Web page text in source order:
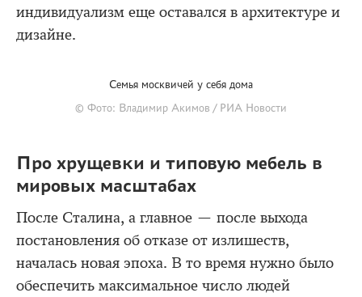
индивидуализм еще оставался в архитектуре и
дизайне.
Семья москвичей у себя дома
© Фото: Владимир Акимов / РИА Новости
Про хрущевки и типовую мебель в
мировых масштабах
После Сталина, а главное — после выхода
постановления об отказе от излишеств,
началась новая эпоха. В то время нужно было
обеспечить максимальное число людей